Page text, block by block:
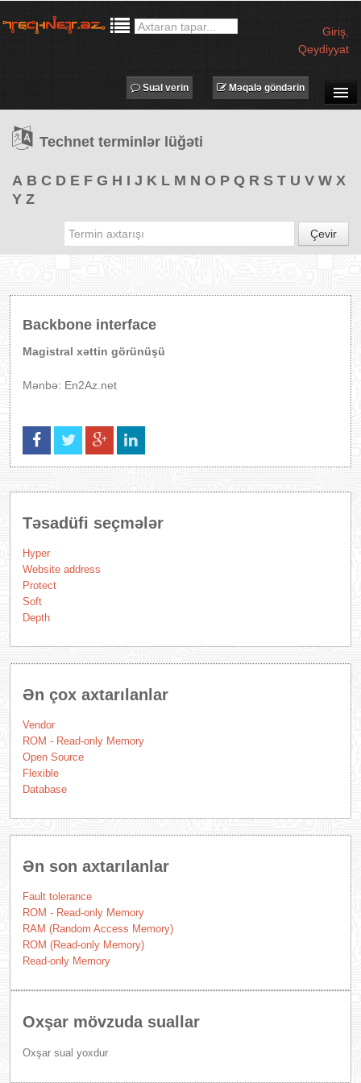
Giriş
Qeydiyyat
TƏDBİRLƏR
PROQRAMLAR
Məqalə göndərin
Sual verin
Technet terminlər lüğəti
A B C D E F G H I J K L M N O P Q R S T U V W X
Y Z
Çevir
Backbone interface
Magistral xəttin görünüşü
Mənbə: En2Az.net
Təsadüfi seçmələr
Hyper
Website address
Protect
Soft
Depth
Ən çox axtarılanlar
Vendor
ROM - Read-only Memory
Open Source
Flexible
Database
Ən son axtarılanlar
Fault tolerance
ROM - Read-only Memory
RAM (Random Access Memory)
ROM (Read-only Memory)
Read-only Memory
Oxşar mövzuda suallar
Oxşar sual yoxdur